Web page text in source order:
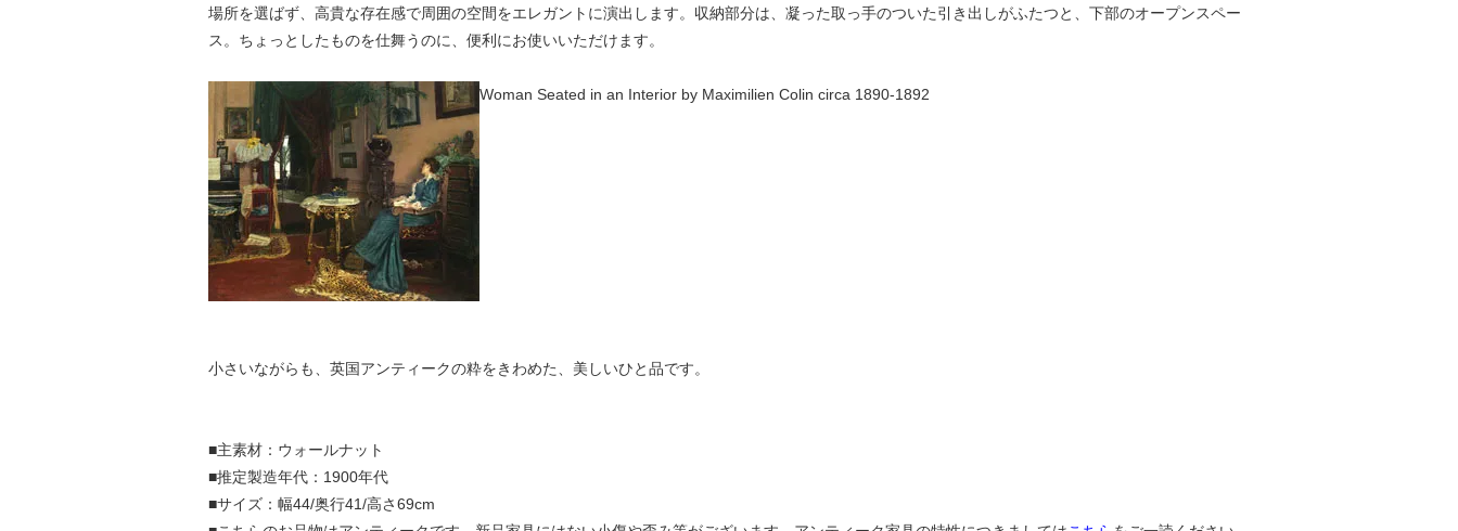
場所を選ばず、高貴な存在感で周囲の空間をエレガントに演出します。収納部分は、凝った取っ手のついた引き出しがふたつと、下部のオープンスペー
ス。ちょっとしたものを仕舞うのに、便利にお使いいただけます。
Woman Seated in an Interior by Maximilien Colin circa 1890-1892
小さいながらも、英国アンティークの粋をきわめた、美しいひと品です。
■主素材：ウォールナット
■推定製造年代：1900年代
■サイズ：幅44/奥行41/高さ69cm